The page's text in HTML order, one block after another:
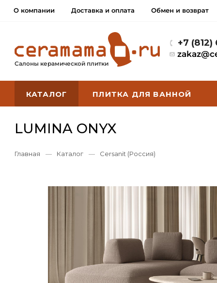
О компании Доставка и оплата Обмен и возврат
Салоны керамической плитки
+7 (812)
КАТАЛОГ ПЛИТКА ДЛЯ ВАННОЙ
LUMINA ONYX
Главная — Каталог — Cersanit (Россия)